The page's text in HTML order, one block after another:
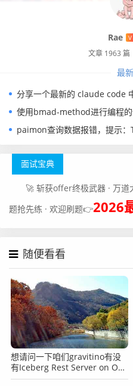
Rae V
文章 1963 篇
最
分享一个最新的 claude code 中
使用bmad-method进行编程
paimon查询数据报错，提示：The specified scan snapshotId
面试宝典
🚀 斩获offer终极武器 · 万
题抢先练 · 欢迎刷题👉2026
随便看看
想请问一下咱们gravitino有没
有Iceberg Rest Server on OSS
的压测数据啊？